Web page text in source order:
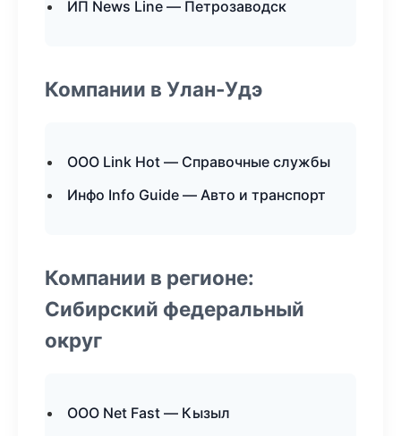
ИП News Line — Петрозаводск
Компании в Улан-Удэ
ООО Link Hot — Справочные службы
Инфо Info Guide — Авто и транспорт
Компании в регионе:
Сибирский федеральный
округ
ООО Net Fast — Кызыл